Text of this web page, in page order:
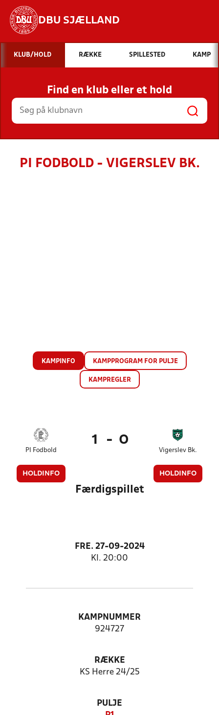
DBU SJÆLLAND
Hvad vil du søge efter?
INDHOLD OG NYHEDER
STILLINGER, RESULTATER, KLUBBER OG
HOLD
KLUB/HOLD RÆKKE SPILLESTED KAMP
Find en klub eller et hold
PI FODBOLD - VIGERSLEV BK.
KAMPINFO KAMPPROGRAM FOR PULJE
KAMPREGLER
PI Fodbold
HOLDINFO
1 - 0
Vigerslev Bk.
HOLDINFO
Færdigspillet
FRE. 27-09-2024
Kl. 20:00
KAMPNUMMER
924727
RÆKKE
KS Herre 24/25
PULJE